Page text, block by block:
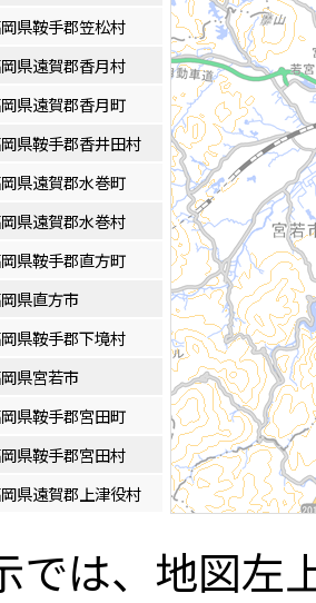
県鞍手郡笠松村
県遠賀郡香月村
県遠賀郡香月町
県鞍手郡香井田村
県遠賀郡水巻町
県遠賀郡水巻村
県鞍手郡直方町
県直方市
県鞍手郡下境村
県宮若市
県鞍手郡宮田町
県鞍手郡宮田村
県遠賀郡上津役村
では、地図左